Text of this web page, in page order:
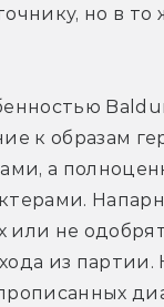
но в
к образам
а
или не
из партии.